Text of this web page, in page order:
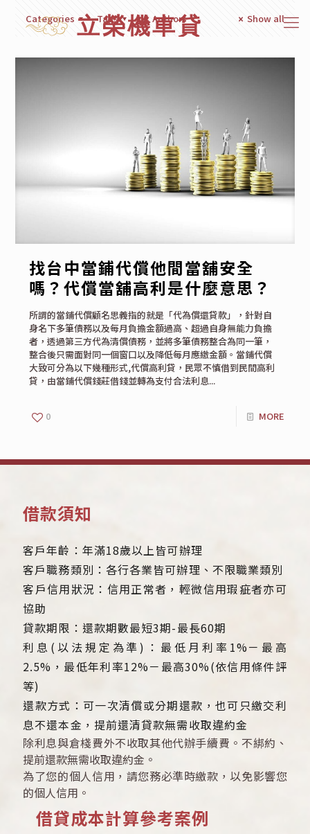
Categories Tags Authors Show all
找台中當鋪代償他間當舖安全
嗎？代償當舖高利是什麼意思？
所謂的當鋪代償顧名思義指的就是「代為償還貸款」，針對自
身名下多筆債務以及每月負擔金額過高、超過自身無能力負擔
者，透過第三方代為清償債務，並將多筆債務整合為同一筆，
整合後只需面對同一個窗口以及降低每月應繳金額。當鋪代償
大致可分為以下幾種形式,代償高利貸，民眾不慎借到民間高利
貸，由當鋪代償錢莊借錢並轉為支付合法利息...
0 MORE
借款須知
客戶年齡：年滿18歲以上皆可辦理
客戶職務類別：各行各業皆可辦理、不限職業類別
客戶信用狀況：信用正常者，輕微信用瑕疵者亦可
協助
貸款期限：還款期數最短3期-最長60期
利息(以法規定為準)：最低月利率1%－最高
2.5%，最低年利率12%－最高30%(依信用條件評
等)
還款方式：可一次清償或分期還款，也可只繳交利
息不還本金，提前還清貸款無需收取違約金
除利息與倉棧費外不收取其他代辦手續費。不綁約、
提前還款無需收取違約金。
為了您的個人信用，請您務必準時繳款，以免影響您
的個人信用。
借貸成本計算參考案例